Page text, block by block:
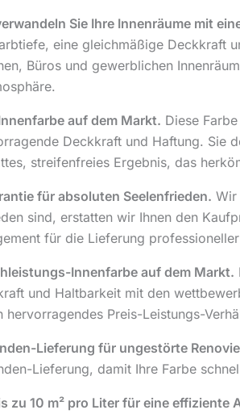
Sie Ihre Innenräume mit
eine gleichmäßige Deckkraft
Büros und gewerblichen
auf dem Markt. Diese
Deckkraft und Haftung. Sie
streifenfreies Ergebnis, das
für absoluten Seelenfrieden. Wir
sind, erstatten wir Ihnen den
für die Lieferung
Innenfarbe auf dem Markt.
und Haltbarkeit mit den
hervorragendes Preis-Leistungs-
Lieferung für ungestörte
Lieferung, damit Ihre Farbe
zu 10 m² pro Liter für eine effiziente